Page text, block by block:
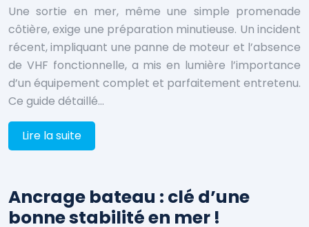
Une sortie en mer, même une simple promenade
côtière, exige une préparation minutieuse. Un incident
récent, impliquant une panne de moteur et l’absence
de VHF fonctionnelle, a mis en lumière l’importance
d’un équipement complet et parfaitement entretenu.
Ce guide détaillé…
Lire la suite
Ancrage bateau : clé d’une
bonne stabilité en mer !